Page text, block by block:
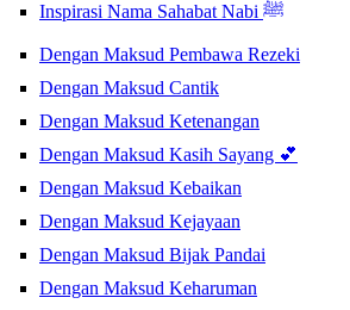
Inspirasi Nama Sahabat Nabi ﷺ
Dengan Maksud Pembawa Rezeki
Dengan Maksud Cantik
Dengan Maksud Ketenangan
Dengan Maksud Kasih Sayang 💕
Dengan Maksud Kebaikan
Dengan Maksud Kejayaan
Dengan Maksud Bijak Pandai
Dengan Maksud Keharuman